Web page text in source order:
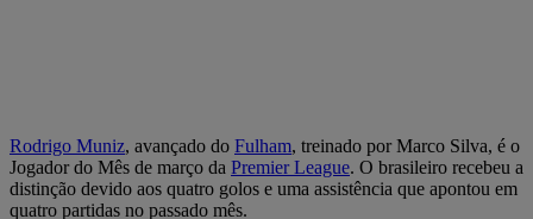
Rodrigo Muniz, avançado do Fulham, treinado por Marco Silva, é o
Jogador do Mês de março da Premier League. O brasileiro recebeu a
distinção devido aos quatro golos e uma assistência que apontou em
quatro partidas no passado mês.